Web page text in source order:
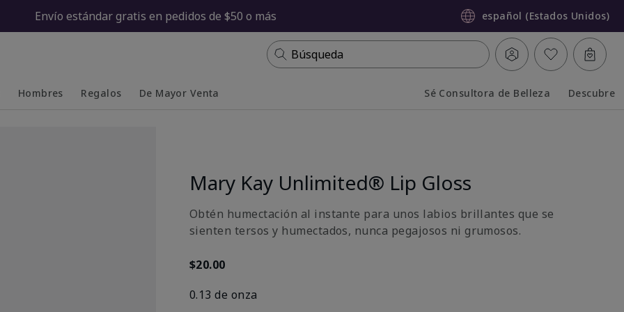
Envío estándar gratis en pedidos de $50 o más español (Estados Unidos)
Búsqueda
Hombres Regalos De Mayor Venta Sé Consultora de Belleza Descubre
Mary Kay Unlimited® Lip Gloss
Obtén humectación al instante para unos labios brillantes que se
sienten tersos y humectados, nunca pegajosos ni grumosos.
$20.00
0.13 de onza